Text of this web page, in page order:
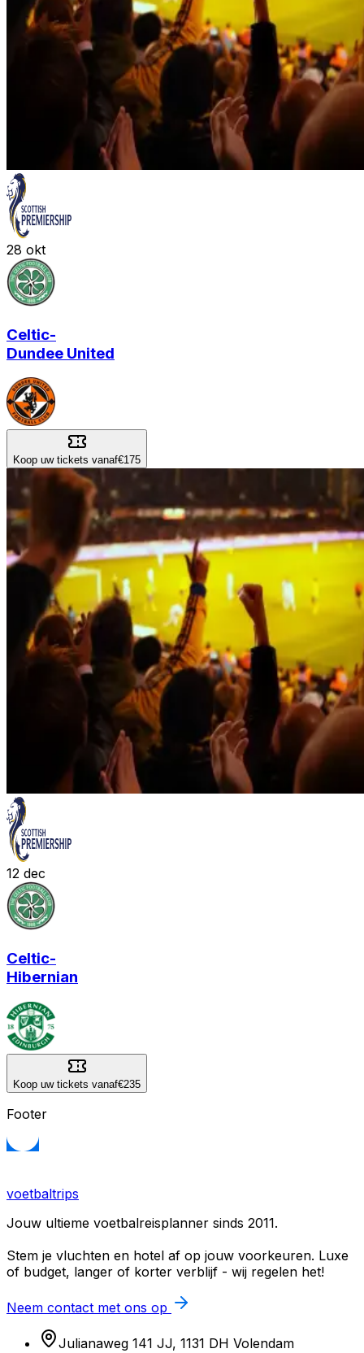
28 okt
Celtic-
Dundee United
Koop uw tickets vanaf€175
12 dec
Celtic-
Hibernian
Koop uw tickets vanaf€235
Footer
voetbaltrips
Jouw ultieme voetbalreisplanner sinds 2011.
Stem je vluchten en hotel af op jouw voorkeuren. Luxe
of budget, langer of korter verblijf - wij regelen het!
Neem contact met ons op
Julianaweg 141 JJ, 1131 DH Volendam